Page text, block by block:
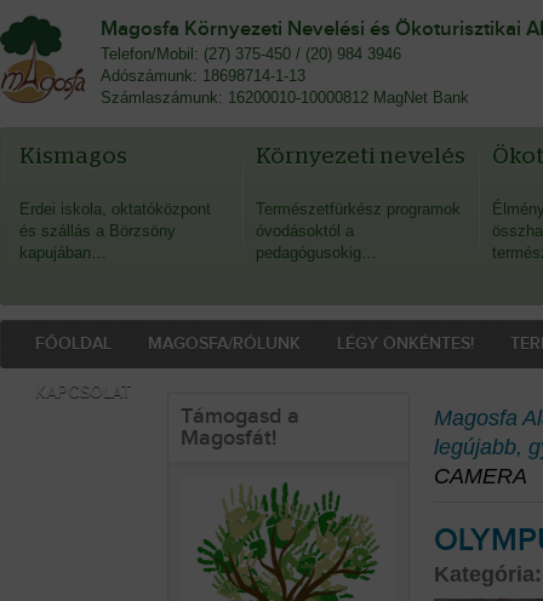
Magosfa Környezeti Nevelési és Ökoturisztikai
Telefon/Mobil: (27) 375-450 / (20) 984 3946
Adószámunk: 18698714-1-13
Számlaszámunk: 16200010-10000812 MagNet Bank
Kismagos
Erdei iskola, oktatóközpont
és szállás a Börzsöny
kapujában…
Környezeti nevelés
Természetfürkész programok
óvodásoktól a
pedagógusokig…
FŐOLDAL MAGOSFA/RÓLUNK LÉGY ÖNKÉNTES!
KAPCSOLAT
Támogasd a
Magosfát!
Magosfa
legújabb,
CAMERA